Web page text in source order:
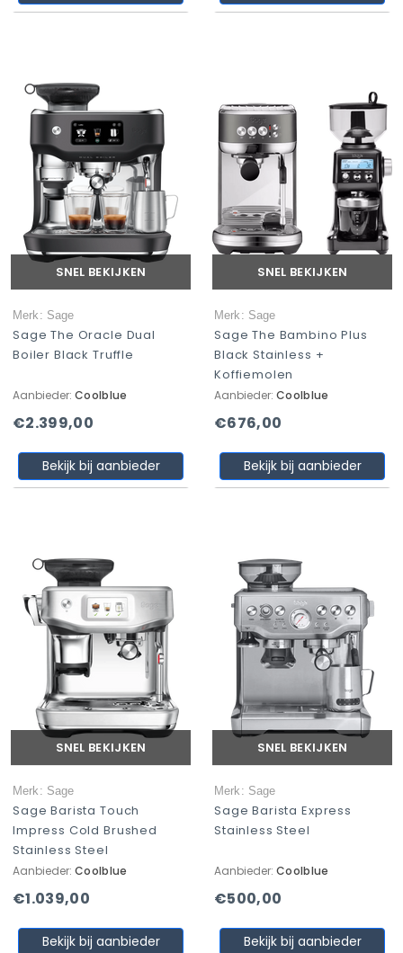
SNEL BEKIJKEN
Merk: Sage
Sage The Oracle Dual
Boiler Black Truffle
Aanbieder: Coolblue
€2.399,00
Bekijk bij aanbieder
SNEL BEKIJKEN
Merk: Sage
Sage The Bambino Plus
Black Stainless +
Koffiemolen
Aanbieder: Coolblue
€676,00
Bekijk bij aanbieder
SNEL BEKIJKEN
Merk: Sage
Sage Barista Touch
Impress Cold Brushed
Stainless Steel
Aanbieder: Coolblue
€1.039,00
Bekijk bij aanbieder
SNEL BEKIJKEN
Merk: Sage
Sage Barista Express
Stainless Steel
Aanbieder: Coolblue
€500,00
Bekijk bij aanbieder